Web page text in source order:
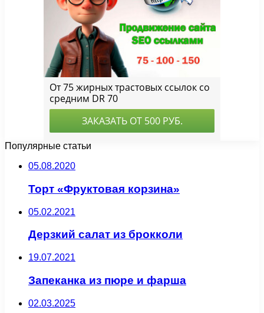
Популярные статьи
05.08.2020
Торт «Фруктовая корзина»
05.02.2021
Дерзкий салат из брокколи
19.07.2021
Запеканка из пюре и фарша
02.03.2025